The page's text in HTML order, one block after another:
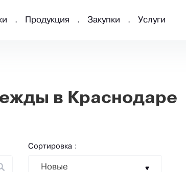
Продукция Закупки Услуги
в Краснодаре
Сортировка :
Новые